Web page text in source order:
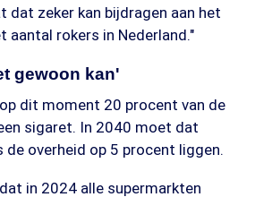
dat zeker kan bijdragen aan het
aantal rokers in Nederland."
gewoon kan'
dit moment 20 procent van de
sigaret. In 2040 moet dat
de overheid op 5 procent liggen.
in 2024 alle supermarkten